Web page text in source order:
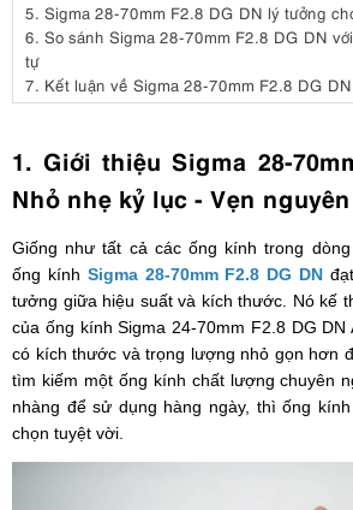
5. Sigma 28-70mm F2.8 DG DN lý tưởng
6. So sánh Sigma 28-70mm F2.8 DG DN
tự
7. Kết luận về Sigma 28-70mm F2.8 DG DN
1. Giới thiệu Sigma 28-
Nhỏ nhẹ kỷ lục - Vẹn
Giống như tất cả các ống kính trong dòng
ống kính Sigma 28-70mm F2.8 DG DN
tưởng giữa hiệu suất và kích thước. Nó kế
của ống kính Sigma 24-70mm F2.8 DG
có kích thước và trọng lượng nhỏ gọn hơn
tìm kiếm một ống kính chất lượng chuyên
nhàng để sử dụng hàng ngày, thì ống
chọn tuyệt vời.